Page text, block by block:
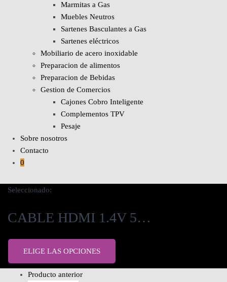
Marmitas a Gas
Muebles Neutros
Sartenes Basculantes a Gas
Sartenes eléctricos
Mobiliario de acero inoxidable
Preparacion de alimentos
Preparacion de Bebidas
Gestion de Comercios
Cajones Cobro Inteligente
Complementos TPV
Pesaje
Sobre nosotros
Contacto
0
Seleccionado:
CABLE HDMI 1.4V 5…
ELIGE LAS OPCIONES
Producto anterior